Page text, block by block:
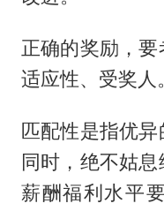
正确的奖励，要
适应性、受奖人。
匹配性是指优异
同时，绝不姑
薪酬福利水平